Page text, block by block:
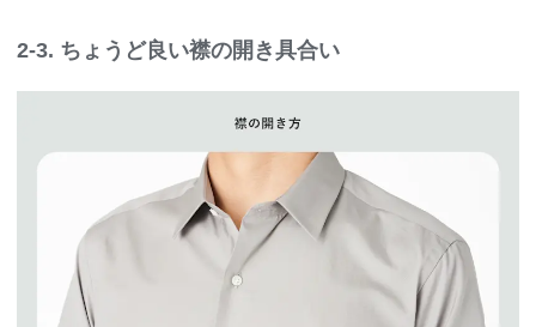
2-3. ちょうど良い襟の開き具合い